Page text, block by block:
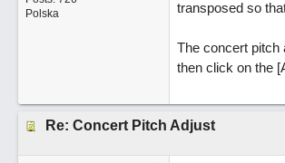
Polska
transposed so
The concert pitch
then click on the
Re: Concert Pitch Adjust